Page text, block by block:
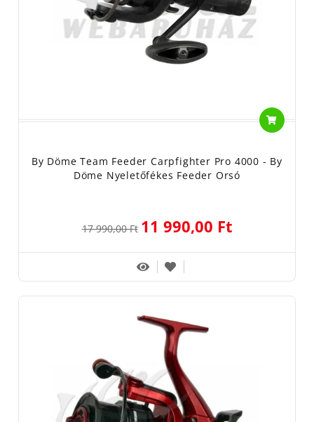
By Döme Team Feeder Carpfighter Pro 4000 - By
Döme Nyeletőfékes Feeder Orsó
17 990,00 Ft 11 990,00 Ft